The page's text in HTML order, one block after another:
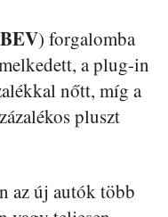
BEV) forgalomba
a plug-in
nőtt, míg a
pluszt
az új autók több